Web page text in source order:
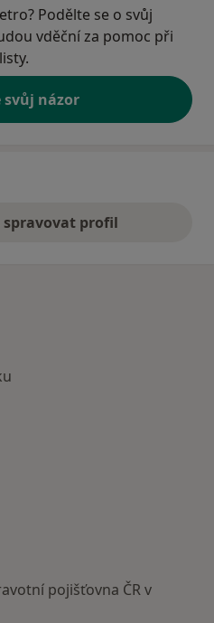
Podělte se o svůj
vděční za pomoc při
svůj názor
profil
pojišťovna ČR v